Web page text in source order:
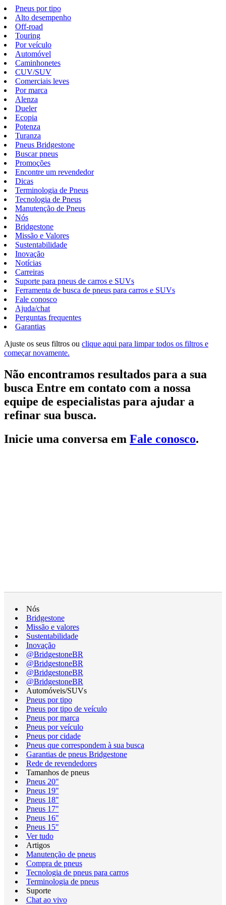
Pneus por tipo
Alto desempenho
Off-road
Touring
Por veículo
Automóvel
Caminhonetes
CUV/SUV
Comerciais leves
Por marca
Alenza
Dueler
Ecopia
Potenza
Turanza
Pneus Bridgestone
Buscar pneus
Promoções
Encontre um revendedor
Dicas
Terminologia de Pneus
Tecnologia de Pneus
Manutenção de Pneus
Nós
Bridgestone
Missão e Valores
Sustentabilidade
Inovação
Notícias
Carreiras
Suporte para pneus de carros e SUVs
Ferramenta de busca de pneus para carros e SUVs
Fale conosco
Ajuda/chat
Perguntas frequentes
Garantias
Ajuste os seus filtros ou clique aqui para limpar todos os filtros e
começar novamente.
Não encontramos resultados para a sua
busca Entre em contato com a nossa
equipe de especialistas para ajudar a
refinar sua busca.
Inicie uma conversa em Fale conosco.
Nós
Bridgestone
Missão e valores
Sustentabilidade
Inovação
@BridgestoneBR
@BridgestoneBR
@BridgestoneBR
@BridgestoneBR
Automóveis/SUVs
Pneus por tipo
Pneus por tipo de veículo
Pneus por marca
Pneus por veículo
Pneus por cidade
Pneus que correspondem à sua busca
Garantias de pneus Bridgestone
Rede de revendedores
Tamanhos de pneus
Pneus 20"
Pneus 19"
Pneus 18"
Pneus 17"
Pneus 16"
Pneus 15"
Ver tudo
Artigos
Manutenção de pneus
Compra de pneus
Tecnologia de pneus para carros
Terminologia de pneus
Suporte
Chat ao vivo